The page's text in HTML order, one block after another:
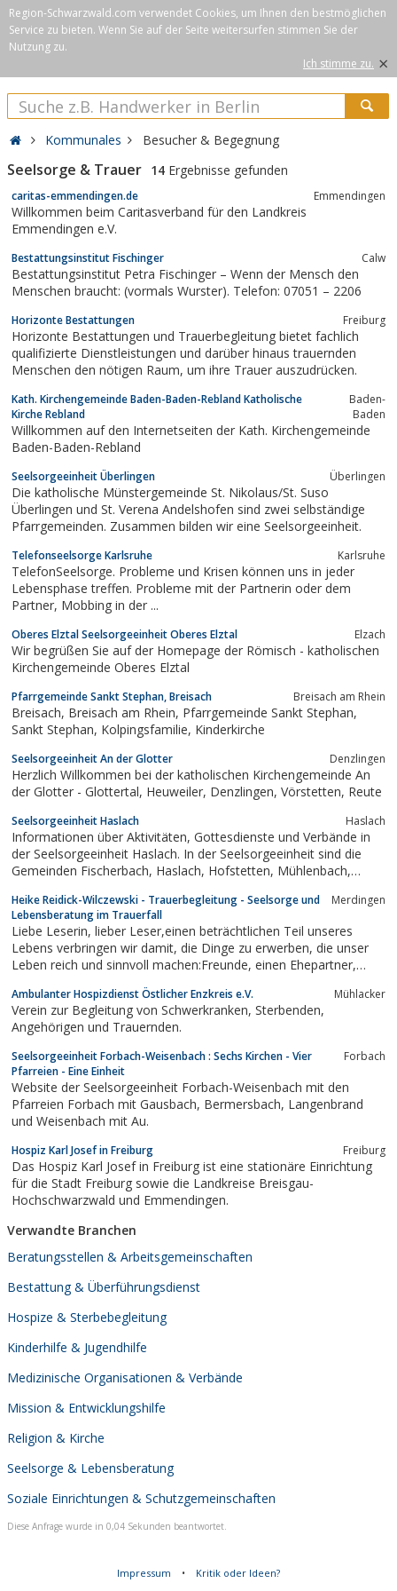
Region-Schwarzwald.com verwendet Cookies, um Ihnen den bestmöglichen
Service zu bieten. Wenn Sie auf der Seite weitersurfen stimmen Sie der
Nutzung zu.
Ich stimme zu. ×
Kommunales Besucher & Begegnung
Seelsorge & Trauer 14 Ergebnisse gefunden
caritas-emmendingen.de Emmendingen
Willkommen beim Caritasverband für den Landkreis
Emmendingen e.V.
Bestattungsinstitut Fischinger Calw
Bestattungsinstitut Petra Fischinger – Wenn der Mensch den
Menschen braucht: (vormals Wurster). Telefon: 07051 – 2206
Horizonte Bestattungen Freiburg
Horizonte Bestattungen und Trauerbegleitung bietet fachlich
qualifizierte Dienstleistungen und darüber hinaus trauernden
Menschen den nötigen Raum, um ihre Trauer auszudrücken.
Kath. Kirchengemeinde Baden-Baden-Rebland Katholische
Kirche Rebland
Baden-
Baden
Willkommen auf den Internetseiten der Kath. Kirchengemeinde
Baden-Baden-Rebland
Seelsorgeeinheit Überlingen Überlingen
Die katholische Münstergemeinde St. Nikolaus/St. Suso
Überlingen und St. Verena Andelshofen sind zwei selbständige
Pfarrgemeinden. Zusammen bilden wir eine Seelsorgeeinheit.
Telefonseelsorge Karlsruhe Karlsruhe
TelefonSeelsorge. Probleme und Krisen können uns in jeder
Lebensphase treffen. Probleme mit der Partnerin oder dem
Partner, Mobbing in der ...
Oberes Elztal Seelsorgeeinheit Oberes Elztal Elzach
Wir begrüßen Sie auf der Homepage der Römisch - katholischen
Kirchengemeinde Oberes Elztal
Pfarrgemeinde Sankt Stephan, Breisach Breisach am Rhein
Breisach, Breisach am Rhein, Pfarrgemeinde Sankt Stephan,
Sankt Stephan, Kolpingsfamilie, Kinderkirche
Seelsorgeeinheit An der Glotter Denzlingen
Herzlich Willkommen bei der katholischen Kirchengemeinde An
der Glotter - Glottertal, Heuweiler, Denzlingen, Vörstetten, Reute
Seelsorgeeinheit Haslach Haslach
Informationen über Aktivitäten, Gottesdienste und Verbände in
der Seelsorgeeinheit Haslach. In der Seelsorgeeinheit sind die
Gemeinden Fischerbach, Haslach, Hofstetten, Mühlenbach,
Heike Reidick-Wilczewski - Trauerbegleitung - Seelsorge und
Lebensberatung im Trauerfall
Merdingen
Liebe Leserin, lieber Leser,einen beträchtlichen Teil unseres
Lebens verbringen wir damit, die Dinge zu erwerben, die unser
Leben reich und sinnvoll machen:Freunde, einen Ehepartner,
materiellen Komfort, Geborgenheit.
Ambulanter Hospizdienst Östlicher Enzkreis e.V. Mühlacker
Verein zur Begleitung von Schwerkranken, Sterbenden,
Angehörigen und Trauernden.
Seelsorgeeinheit Forbach-Weisenbach : Sechs Kirchen - Vier
Pfarreien - Eine Einheit
Forbach
Website der Seelsorgeeinheit Forbach-Weisenbach mit den
Pfarreien Forbach mit Gausbach, Bermersbach, Langenbrand
und Weisenbach mit Au.
Hospiz Karl Josef in Freiburg Freiburg
Das Hospiz Karl Josef in Freiburg ist eine stationäre Einrichtung
für die Stadt Freiburg sowie die Landkreise Breisgau-
Hochschwarzwald und Emmendingen.
Verwandte Branchen
Beratungsstellen & Arbeitsgemeinschaften
Bestattung & Überführungsdienst
Hospize & Sterbebegleitung
Kinderhilfe & Jugendhilfe
Medizinische Organisationen & Verbände
Mission & Entwicklungshilfe
Religion & Kirche
Seelsorge & Lebensberatung
Soziale Einrichtungen & Schutzgemeinschaften
Diese Anfrage wurde in 0,04 Sekunden beantwortet.
Impressum • Kritik oder Ideen?